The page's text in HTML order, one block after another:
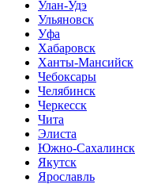
Улан-Удэ
Ульяновск
Уфа
Хабаровск
Ханты-Мансийск
Чебоксары
Челябинск
Черкесск
Чита
Элиста
Южно-Сахалинск
Якутск
Ярославль